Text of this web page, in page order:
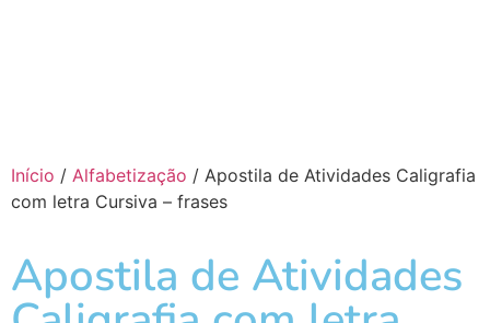
Início / Alfabetização / Apostila de Atividades Caligrafia
com letra Cursiva – frases
Apostila de Atividades